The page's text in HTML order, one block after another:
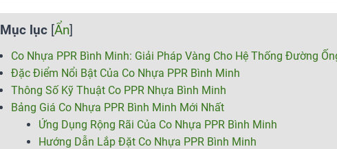
Mục lục [Ẩn]
Co Nhựa PPR Bình Minh: Giải Pháp Vàng Cho Hệ Thống Đường
Đặc Điểm Nổi Bật Của Co Nhựa PPR Bình Minh
Thông Số Kỹ Thuật Co PPR Nhựa Bình Minh
Bảng Giá Co Nhựa PPR Bình Minh Mới Nhất
Ứng Dụng Rộng Rãi Của Co Nhựa PPR Bình Minh
Hướng Dẫn Lắp Đặt Co Nhựa PPR Bình Minh